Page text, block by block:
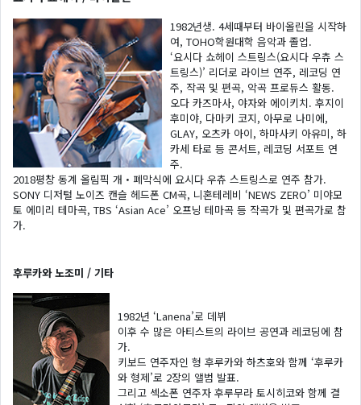
1982년생. 4세때부터 바이올린을 시작하
여, TOHO학원대학 음악과 졸업.
‘요시다 쇼헤이 스트링스(요시다 우츄 스
트링스)’ 리더로 라이브 연주, 레코딩 연
주, 작곡 및 편곡, 악곡 프로듀스 활동.
오다 카즈마사, 야자와 에이키치. 후지이
후미야, 다마키 코지, 아무로 나미에,
GLAY, 오츠카 아이, 하마사키 아유미, 하
카세 타로 등 콘서트, 레코딩 서포트 연
주.
2018평창 동계 올림픽 개・폐막식에 요시다 우츄 스트링스로 연주 참가.
SONY 디저털 노이즈 캔슬 헤드폰 CM곡, 니혼테레비 ‘NEWS ZERO’ 미야모
토 에미리 테마곡, TBS ‘Asian Ace’ 오프닝 테마곡 등 작곡가 및 편곡가로 참
가.
후루카와 노조미 / 기타
1982년 ‘Lanena’로 데뷔
이후 수 많은 아티스트의 라이브 공연과 레코딩에 참
가.
키보드 연주자인 형 후루카와 하츠호와 함께 ‘후루카
와 형제’로 2장의 앨범 발표.
그리고 섹소폰 연주자 후루무라 토시히코와 함께 결